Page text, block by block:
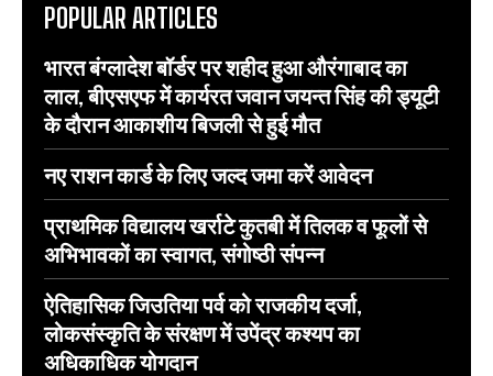
POPULAR ARTICLES
भारत बंग्लादेश बॉर्डर पर शहीद हुआ औरंगाबाद का
लाल, बीएसएफ में कार्यरत जवान जयन्त सिंह की ड्यूटी
के दौरान आकाशीय बिजली से हुई मौत
नए राशन कार्ड के लिए जल्द जमा करें आवेदन
प्राथमिक विद्यालय खर्राटे कुतबी में तिलक व फूलों से
अभिभावकों का स्वागत, संगोष्ठी संपन्न
ऐतिहासिक जिउतिया पर्व को राजकीय दर्जा,
लोकसंस्कृति के संरक्षण में उपेंद्र कश्यप का
अधिकाधिक योगदान